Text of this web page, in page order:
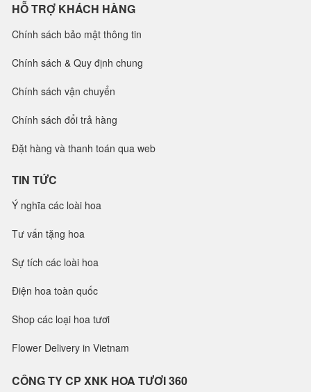
HỖ TRỢ KHÁCH HÀNG
Chính sách bảo mật thông tin
Chính sách & Quy định chung
Chính sách vận chuyển
Chính sách đổi trả hàng
Đặt hàng và thanh toán qua web
TIN TỨC
Ý nghĩa các loài hoa
Tư vấn tặng hoa
Sự tích các loài hoa
Điện hoa toàn quốc
Shop các loại hoa tươi
Flower Delivery in Vietnam
CÔNG TY CP XNK HOA TƯƠI 360